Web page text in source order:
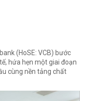
(HoSE: VCB) bước
hứa hẹn một giai đoạn
cùng nền tảng chất